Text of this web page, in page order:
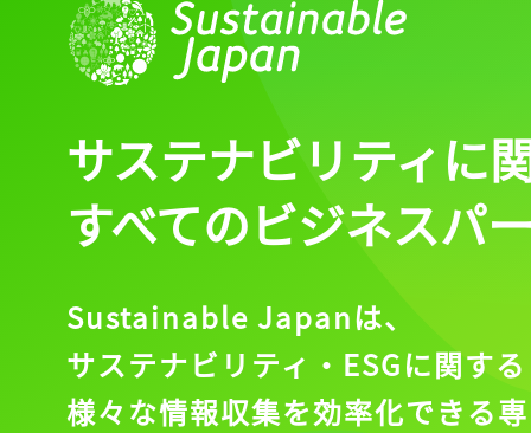
サステナビリティに
すべてのビジネスパ
Sustainable Japanは、
サステナビリティ・ESGに関する
様々な情報収集を効率化できる